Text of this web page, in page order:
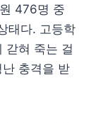
476명 중
태다. 고등학
갇혀 죽는 걸
충격을 받